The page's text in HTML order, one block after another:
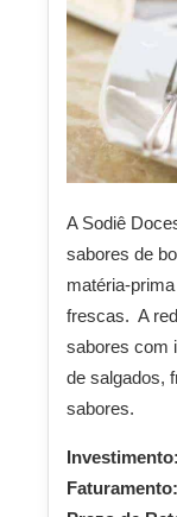
A Sodiê
sabores de
matéria-
frescas. A
sabores com
de salgados,
sabores.
Investimento:
Faturamento: